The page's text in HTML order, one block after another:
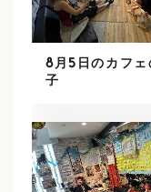
8月5日のカフェ
子